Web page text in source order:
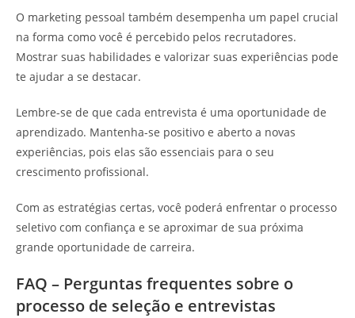
O marketing pessoal também desempenha um papel crucial
na forma como você é percebido pelos recrutadores.
Mostrar suas habilidades e valorizar suas experiências pode
te ajudar a se destacar.
Lembre-se de que cada entrevista é uma oportunidade de
aprendizado. Mantenha-se positivo e aberto a novas
experiências, pois elas são essenciais para o seu
crescimento profissional.
Com as estratégias certas, você poderá enfrentar o processo
seletivo com confiança e se aproximar de sua próxima
grande oportunidade de carreira.
FAQ – Perguntas frequentes sobre o
processo de seleção e entrevistas